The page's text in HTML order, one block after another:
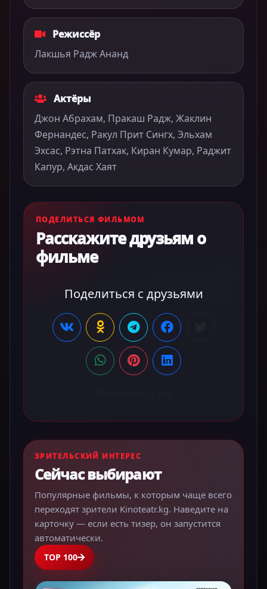
Режиссёр
Лакшья Радж Ананд
Актёры
Джон Абрахам, Пракаш Радж, Жаклин
Фернандес, Ракул Прит Сингх, Эльхам
Эхсас, Рэтна Патхак, Киран Кумар, Раджит
Капур, Акдас Хаят
ПОДЕЛИТЬСЯ ФИЛЬМОМ
Расскажите друзьям о
фильме
Поделиться с друзьями
ЗРИТЕЛЬСКИЙ ИНТЕРЕС
Сейчас выбирают
Популярные фильмы, к которым чаще всего
переходят зрители Kinoteatr.kg. Наведите на
карточку — если есть тизер, он запустится
автоматически.
TOP 100